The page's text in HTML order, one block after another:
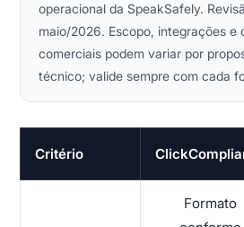
operacional da SpeakSafely.
maio/2026. Escopo, integrações e
comerciais podem variar por
técnico; valide sempre com cada
Critério
Formato